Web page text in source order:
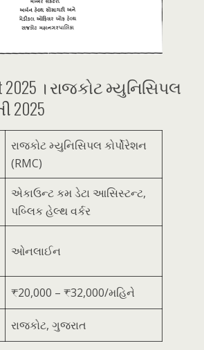
2025 । રાજકોટ મ્યુનિસિપલ
2025
રાજકોટ મ્યુનિસિપલ કોર્પોરેશન
(RMC)
એકાઉન્ટ કમ ડેટા આસિસ્ટન્ટ,
પબ્લિક હેલ્થ વર્કર
ઓનલાઈન
₹20,000 – ₹32,000/મહિને
રાજકોટ, ગુજરાત